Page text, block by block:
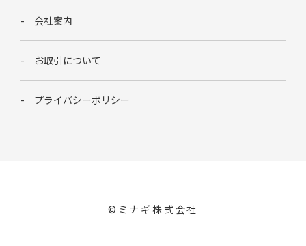
会社案内
お取引について
プライバシーポリシー
©︎ミナギ株式会社